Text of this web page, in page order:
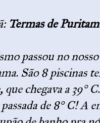
Termas de
passou no
São 8 piscinas
chegava a 39°
de 8° C! A